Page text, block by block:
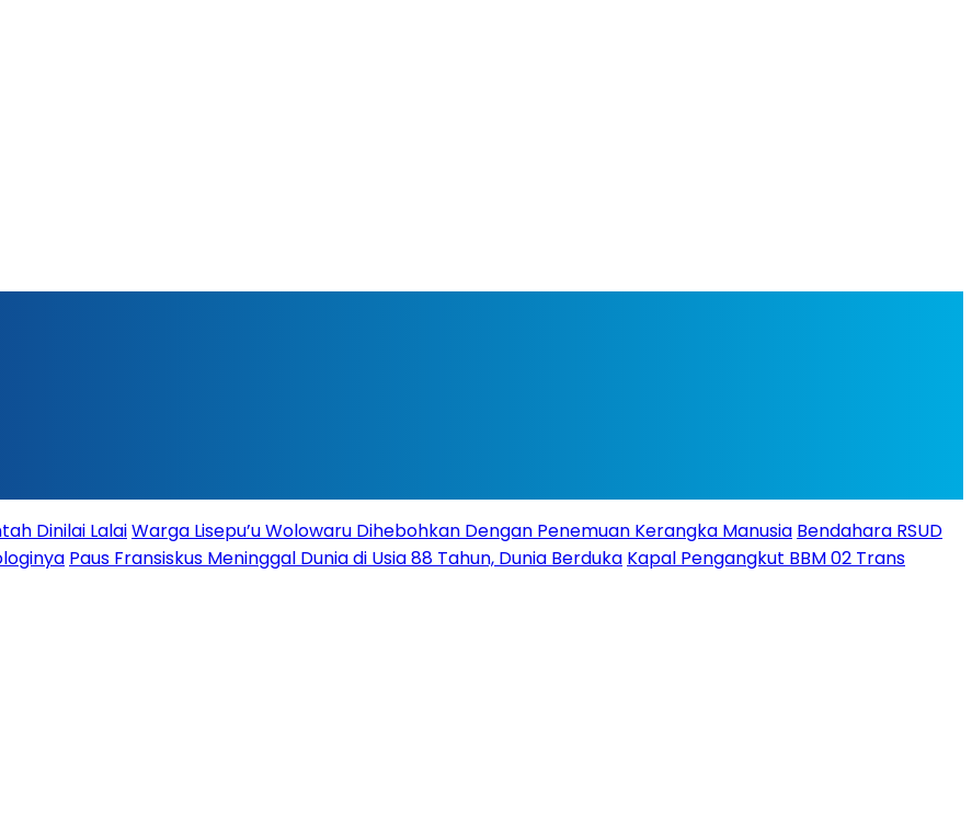
Dinilai LalaiWarga Lisepu’u Wolowaru Dihebohkan Dengan Penemuan Kerangka Manusia Bendahara RSUD
Paus Fransiskus Meninggal Dunia di Usia 88 Tahun, Dunia Berduka Kapal Pengangkut BBM 02 Trans